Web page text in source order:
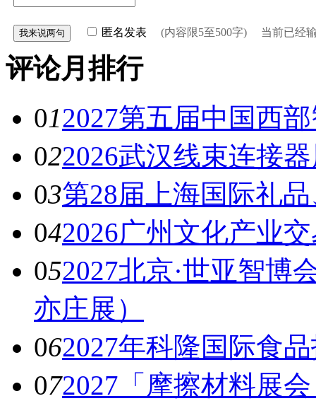
匿名发表 (内容限5至500字) 当前已经
评论月排行
012027第五届中国西
022026武汉线束连接
03第28届上海国际礼
042026广州文化产业
052027北京·世亚智博
亦庄展）
062027年科隆国际食
072027「摩擦材料展